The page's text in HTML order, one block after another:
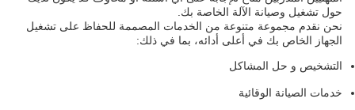
حول تشغيل وصيانة الآلة الخاصة بك.
نحن نقدم مجموعة متنوعة من الخدمات المصممة للحفاظ على تشغيل
الجهاز الخاص بك في أعلى أدائه، بما في ذلك:
التشخيص و حل المشاكل
خدمات الصيانة الوقائية